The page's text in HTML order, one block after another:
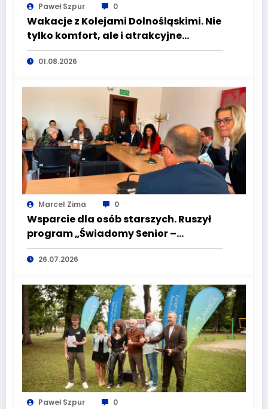
Paweł Szpur 0
Wakacje z Kolejami Dolnośląskimi. Nie
tylko komfort, ale i atrakcyjne
kierunki
01.08.2026
Marcel Zima 0
Wsparcie dla osób starszych. Ruszył
program „Świadomy Senior –
Bezpieczny Senior”
26.07.2026
Paweł Szpur 0